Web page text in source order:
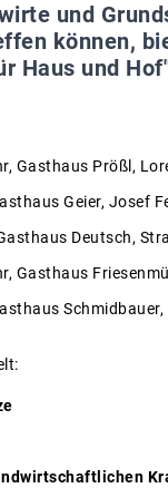
und
können,
Haus und
Gasthaus Prößl,
Geier, Josef
Deutsch,
Gasthaus